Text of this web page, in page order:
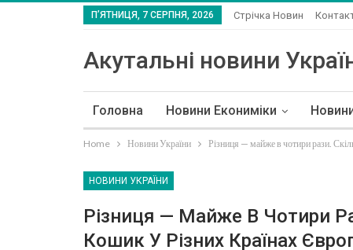
П’ЯТНИЦЯ, 7 СЕРПНЯ, 2026 Стрічка Новин
Акутальні новини
Головна Новини Екониміки
Home Новини України Різниця — майже в чотири рази.
НОВИНИ УКРАЇНИ
Різниця — Майже В Чотири
Кошик У Різних Країнах